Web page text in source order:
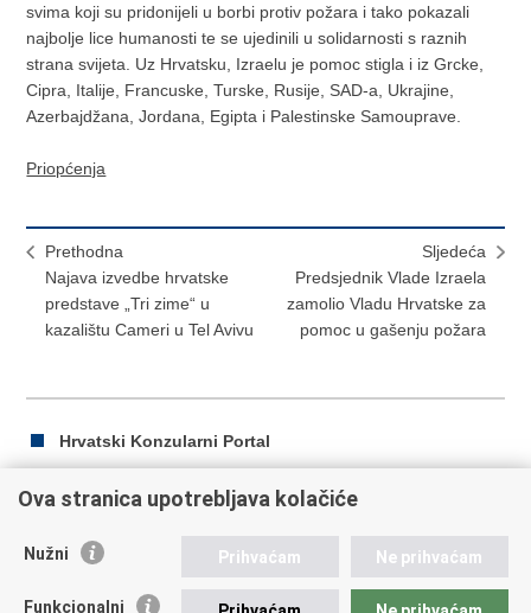
svima koji su pridonijeli u borbi protiv požara i tako pokazali
najbolje lice humanosti te se ujedinili u solidarnosti s raznih
strana svijeta. Uz Hrvatsku, Izraelu je pomoc stigla i iz Grcke,
Cipra, Italije, Francuske, Turske, Rusije, SAD-a, Ukrajine,
Azerbajdžana, Jordana, Egipta i Palestinske Samouprave.
Priopćenja
Prethodna
Najava izvedbe hrvatske
predstave „Tri zime“ u
kazalištu Cameri u Tel Avivu
Sljedeća
Predsjednik Vlade Izraela
zamolio Vladu Hrvatske za
pomoc u gašenju požara
Hrvatski Konzularni Portal
Ispiši
Podijeli
Facebooku
Twitteru
Republika Hrvatska
Ova stranica upotrebljava kolačiće
Nužni Prihvaćam Ne prihvaćam
Funkcionalni